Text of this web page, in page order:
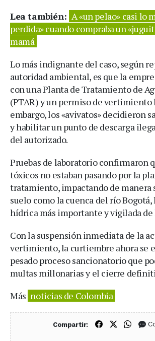
Lea también: A «un pelao» casi lo
perdida» cuando compraba un
mamá
Lo más indignante del caso, según
autoridad ambiental, es que la
con una Planta de Tratamiento de
(PTAR) y un permiso de vertimiento
embargo, los «avivatos» decidieron
y habilitar un punto de descarga
del autorizado.
Pruebas de laboratorio confirmaron
tóxicos no estaban pasando por la
tratamiento, impactando de manera
suelo como la cuenca del río
hídrica más importante y vigilada
Con la suspensión inmediata de la
vertimiento, la curtiembre ahora se
pesado proceso sancionatorio que
multas millonarias y el cierre
Más noticias de Colombia
Compartir: Compartir en
Compartir